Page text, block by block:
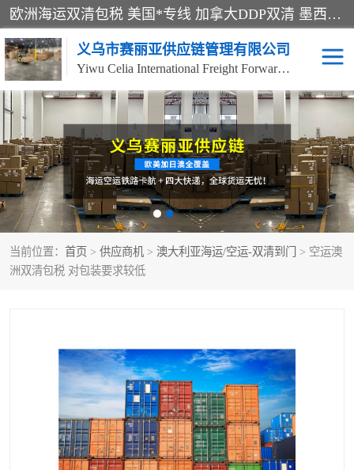
欧洲海运双清包税 美国*专线 加拿大DDP双清 墨西哥跨境空运 澳大利亚专线物流 跨境电商物流服务 国际快递到门服务 海运*渠道 一站式跨境物流解决方案 TikTok/SHEIN专线 电商平台FBA头程运输 国际铁路运输欧洲 UPS/DDHL/联邦快递跨境 美国双清到门物流 跨境*运输
义乌市赛丽亚供应链管理有限公司
Yiwu Celia International Freight Forwarding Co., Ltd
当前位置： 首页 > 供应商机 > 澳大利亚海运/空运-双清到门
> 空运澳
洲双清包税 对包装要求较低
美森快船 欧洲卡航
加拿大海运/空运-双清到
门
澳大利亚海运/空运-双清
到门
墨西哥海运/空运-双清到
门